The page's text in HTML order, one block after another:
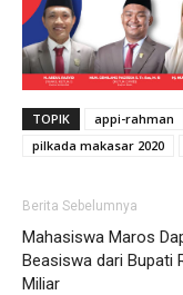
TOPIK appi-rahman
pilkada makasar 2020
Berita Sebelumnya
Mahasiswa Maros
Beasiswa dari Bupati
Miliar